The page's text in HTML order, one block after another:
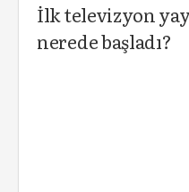
İlk televizyon
nerede başladı?